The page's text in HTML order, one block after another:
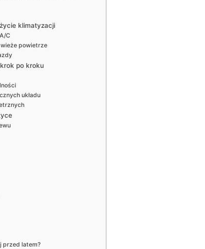
klimatyzacji
C
powietrze
po kroku
układu
przed latem?